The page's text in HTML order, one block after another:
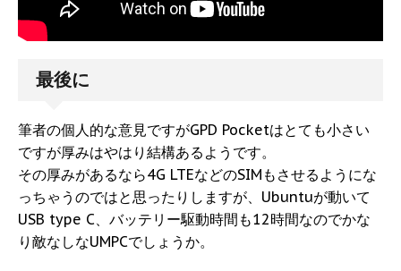
最後に
筆者の個人的な意見ですがGPD Pocketはとても小さい
ですが厚みはやはり結構あるようです。
その厚みがあるなら4G LTEなどのSIMもさせるようにな
っちゃうのではと思ったりしますが、Ubuntuが動いて
USB type C、バッテリー駆動時間も12時間なのでかな
り敵なしなUMPCでしょうか。